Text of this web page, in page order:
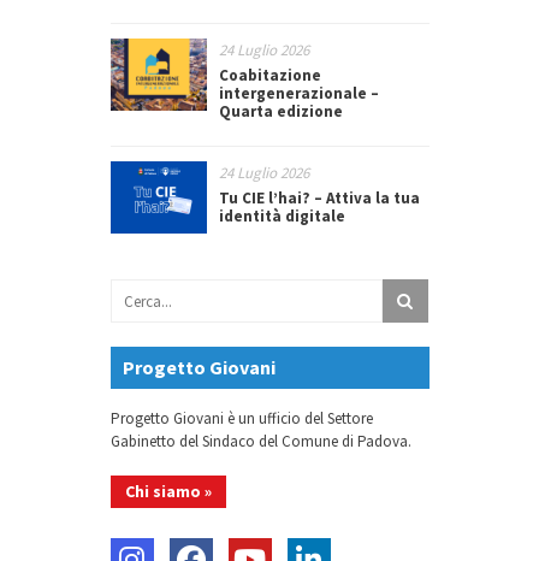
24 Luglio 2026
Coabitazione
intergenerazionale –
Quarta edizione
24 Luglio 2026
Tu CIE l’hai? – Attiva la tua
identità digitale
Progetto Giovani
Progetto Giovani è un ufficio del Settore
Gabinetto del Sindaco del Comune di Padova.
Chi siamo »